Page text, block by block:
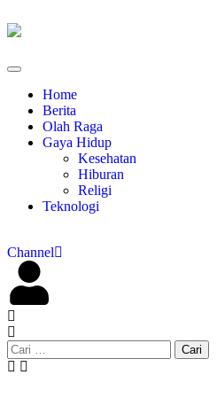
Home
Berita
Olah Raga
Gaya Hidup
Kesehatan
Hiburan
Religi
Teknologi
Channel